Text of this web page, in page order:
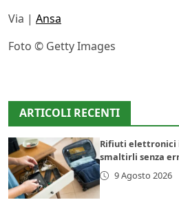
Via | Ansa
Foto © Getty Images
ARTICOLI RECENTI
Rifiuti elettronici
smaltirli senza
9 Agosto 2026